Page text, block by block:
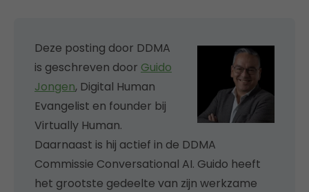
Deze posting door DDMA
is geschreven door Guido
Jongen, Digital Human
Evangelist en founder bij
Virtually Human.
Daarnaast is hij actief in de DDMA
Commissie Conversational AI. Guido heeft
het grootste gedeelte van zijn werkzame